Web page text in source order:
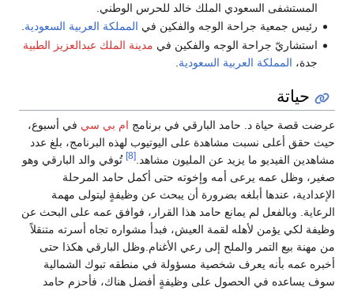
المستشفى السعودي الملك خالد للحرس الوطني.
رئيس جمعية جراحة الوجه والفكين في المملكة العربية السعودية
استشاريّ جراحة الوجه والفكين في مدينة الملك عبدالعزيز الطبية
جدة، المملكة العربية السعودية
حياتة
عرضت قصة حياة د. حامد البارقي في برنامج ام بي سي في أسبوع،
حيث حقق أعلى نسبت مشاهدة على اليوتيوب لهذه البرنامج، بلغ عدد
مشاهدين الفيديو ما يزيد عن المليون مشاهد. [8]
تُوفي والد البارقي وهو
صغير، وظل عمه يرعى أمه وإخوته حتى أكمل حامد المرحلة
الإعدادية، عندها أبلغه بضرورة أن يبحث عن وظيفةٍ ليتولى مهمة
الرعاية. وبالفعل لم يمانع حامد هذا القرار، فوافق عمه على البحث عن
وظيفة لكي يؤمن لأهله لقمة العيش، فبدأ مشواره تجاه أسرته متنقلاً
من مهنة بيع التمر والملح إلى رعي الأغنام.وظل البارقي هكذا حتى
أخبره عمه بأنه يعرف شخصية مسؤولة في منطقه تبوك الشمالية
سوف يساعده في الحصول على وظيفةٍ أفضل هناك، فأحزم حامد